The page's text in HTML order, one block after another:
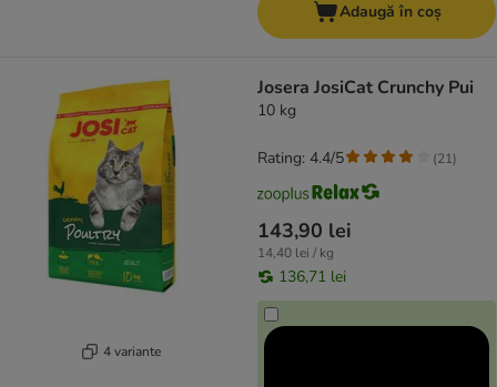
Adaugă în coș
4 variante
Josera JosiCat Crunchy Pui
10 kg
143,90 lei
14,40 lei / kg
136,71 lei
Rating: 4.4/5 (21)